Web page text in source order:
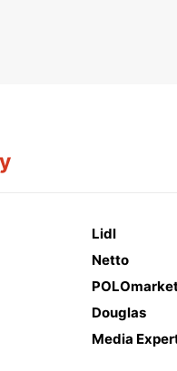
Lidl
Netto
Douglas
Media